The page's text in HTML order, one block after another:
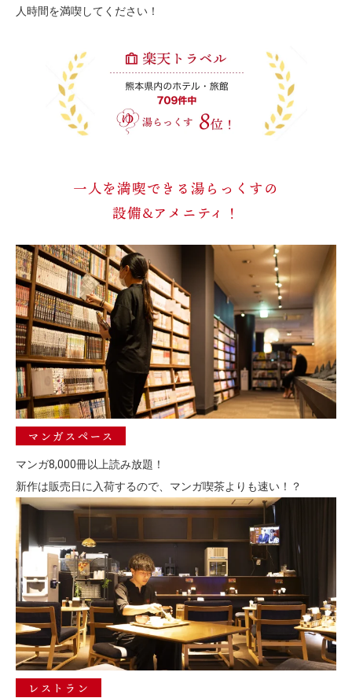
人時間を満喫してください！
一人を満喫できる湯らっくすの
設備&アメニティ！
マンガスペース
マンガ8,000冊以上読み放題！
新作は販売日に入荷するので、マンガ喫茶よりも速い！？
レストラン